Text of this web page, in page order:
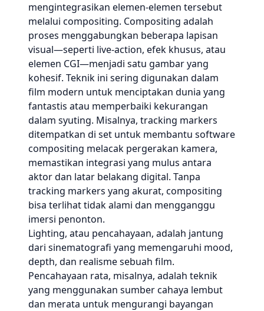
mengintegrasikan elemen-elemen tersebut
melalui compositing. Compositing adalah
proses menggabungkan beberapa lapisan
visual—seperti live-action, efek khusus, atau
elemen CGI—menjadi satu gambar yang
kohesif. Teknik ini sering digunakan dalam
film modern untuk menciptakan dunia yang
fantastis atau memperbaiki kekurangan
dalam syuting. Misalnya, tracking markers
ditempatkan di set untuk membantu software
compositing melacak pergerakan kamera,
memastikan integrasi yang mulus antara
aktor dan latar belakang digital. Tanpa
tracking markers yang akurat, compositing
bisa terlihat tidak alami dan mengganggu
imersi penonton.
Lighting, atau pencahayaan, adalah jantung
dari sinematografi yang memengaruhi mood,
depth, dan realisme sebuah film.
Pencahayaan rata, misalnya, adalah teknik
yang menggunakan sumber cahaya lembut
dan merata untuk mengurangi bayangan